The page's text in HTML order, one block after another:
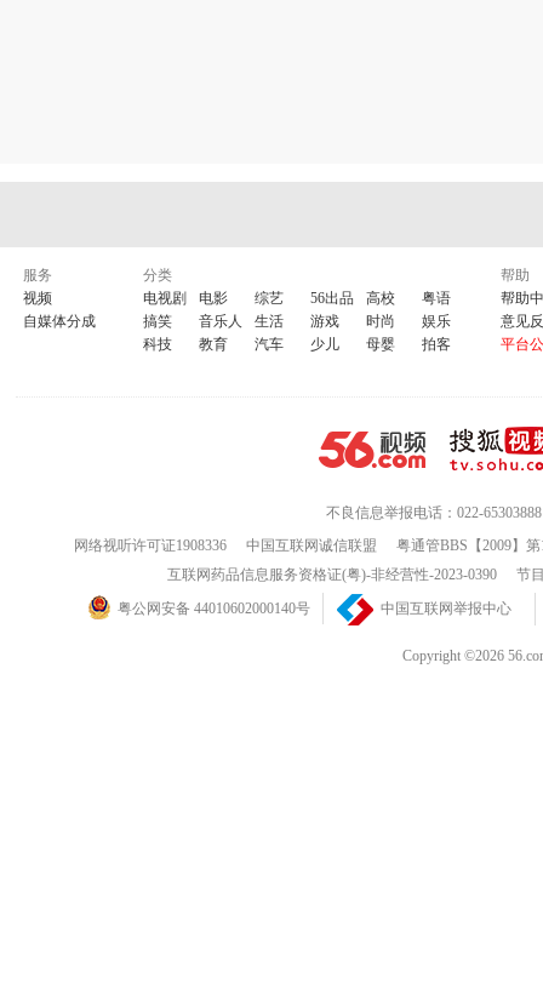
服务
视频
自媒体分成
分类
电视剧
电影 综艺 56出品 高校
粤语
搞笑
音乐人 生活 游戏 时尚
娱乐
科技
教育 汽车 少儿 母婴 拍客
帮助
帮助
意见
平台
不良信息举报电话：022-65303888
网络视听许可证1908336
中国互联网诚信联盟
粤通管BBS【2009】
互联网药品信息服务资格证(粤)-非经营性-2023-0390
节
粤公网安备 44010602000140号
中国互联网举报中心
Copyright ©2026